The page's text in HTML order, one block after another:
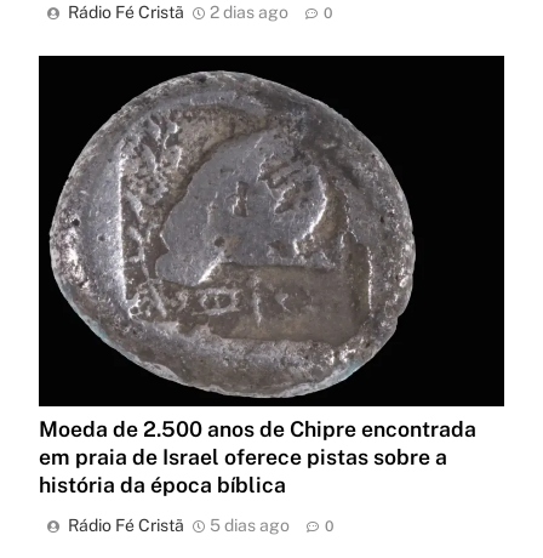
Rádio Fé Cristã 2 dias ago 0
Moeda de 2.500 anos de Chipre encontrada
em praia de Israel oferece pistas sobre a
história da época bíblica
Rádio Fé Cristã 5 dias ago 0